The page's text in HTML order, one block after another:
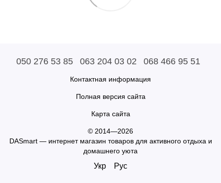
050 276 53 85 063 204 03 02 068 466 95 51
Контактная информация
Полная версия сайта
Карта сайта
© 2014—2026
DASmart — интернет магазин товаров для активного отдыха и
домашнего уюта
Укр Рус